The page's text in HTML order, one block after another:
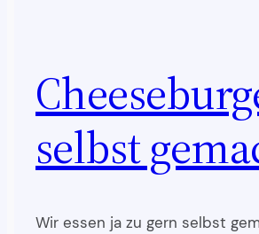
selbst
Wir essen ja zu gern selbst